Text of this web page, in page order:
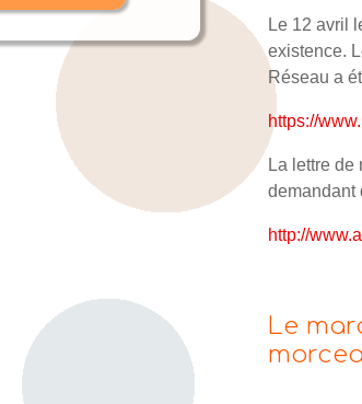
Le 12 avril
existence.
Réseau a
https://
La lettre
demandant
http://
Le